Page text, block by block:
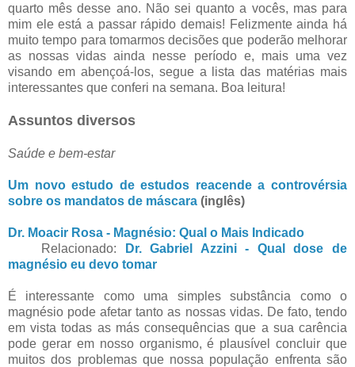
quarto mês desse ano. Não sei quanto a vocês, mas para
mim ele está a passar rápido demais! Felizmente ainda há
muito tempo para tomarmos decisões que poderão melhorar
as nossas vidas ainda nesse período e, mais uma vez
visando em abençoá-los, segue a lista das matérias mais
interessantes que conferi na semana. Boa leitura!
Assuntos diversos
Saúde e bem-estar
Um novo estudo de estudos reacende a controvérsia
sobre os mandatos de máscara (inglês)
Dr. Moacir Rosa - Magnésio: Qual o Mais Indicado
Relacionado:
Dr. Gabriel Azzini - Qual dose de
magnésio eu devo tomar
É interessante como uma simples substância como o
magnésio pode afetar tanto as nossas vidas. De fato, tendo
em vista todas as más consequências que a sua carência
pode gerar em nosso organismo, é plausível concluir que
muitos dos problemas que nossa população enfrenta são